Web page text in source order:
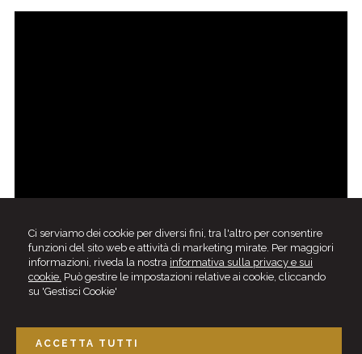
Ci serviamo dei cookie per diversi fini, tra l'altro per consentire
funzioni del sito web e attività di marketing mirate. Per maggiori
informazioni, riveda la nostra informativa sulla privacy e sui
cookie. Può gestire le impostazioni relative ai cookie, cliccando
su 'Gestisci Cookie'
ACCETTA TUTTI